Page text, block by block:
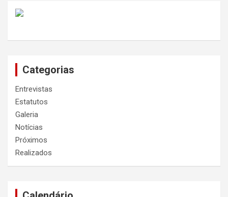
Categorias
Entrevistas
Estatutos
Galeria
Notícias
Próximos
Realizados